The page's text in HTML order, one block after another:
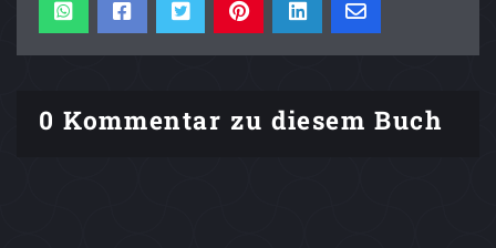
0 Kommentar zu diesem Buch